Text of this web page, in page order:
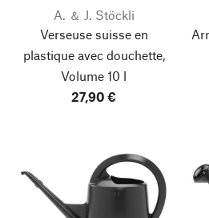
A. ＆ J. Stöckli
Verseuse suisse en
plastique avec douchette,
Volume 10 l
27,90 €